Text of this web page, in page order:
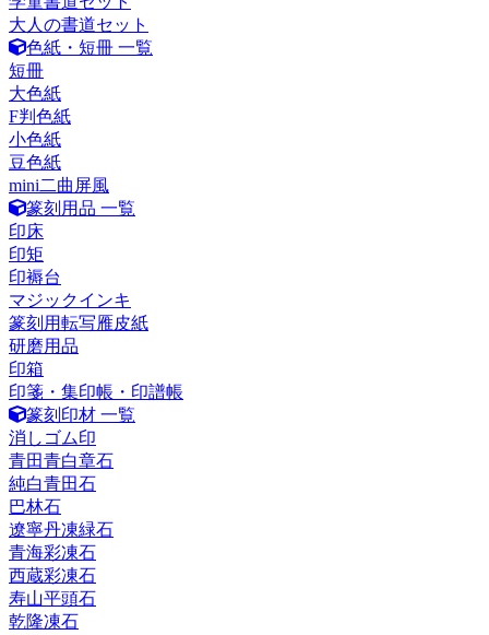
大人の書道セット
色紙・短冊 一覧
短冊
大色紙
F判色紙
小色紙
豆色紙
mini二曲屏風
篆刻用品 一覧
印床
印矩
印褥台
マジックインキ
篆刻用転写雁皮紙
研磨用品
印箱
印箋・集印帳・印譜帳
篆刻印材 一覧
消しゴム印
青田青白章石
純白青田石
巴林石
遼寧丹凍緑石
青海彩凍石
西蔵彩凍石
寿山平頭石
乾隆凍石